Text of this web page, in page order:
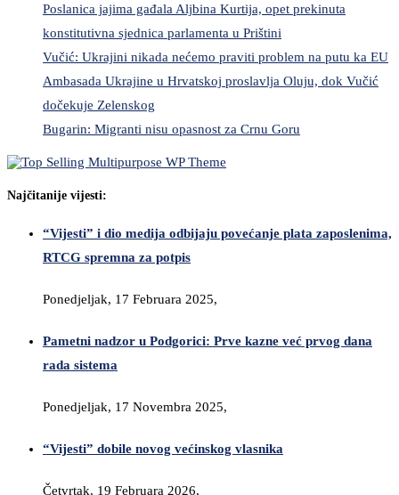
Poslanica jajima gađala Aljbina Kurtija, opet prekinuta
konstitutivna sjednica parlamenta u Prištini
Vučić: Ukrajini nikada nećemo praviti problem na putu ka EU
Ambasada Ukrajine u Hrvatskoj proslavlja Oluju, dok Vučić
dočekuje Zelenskog
Bugarin: Migranti nisu opasnost za Crnu Goru
Najčitanije vijesti:
“Vijesti” i dio medija odbijaju povećanje plata zaposlenima,
RTCG spremna za potpis
Ponedjeljak, 17 Februara 2025,
Pametni nadzor u Podgorici: Prve kazne već prvog dana
rada sistema
Ponedjeljak, 17 Novembra 2025,
“Vijesti” dobile novog većinskog vlasnika
Četvrtak, 19 Februara 2026,